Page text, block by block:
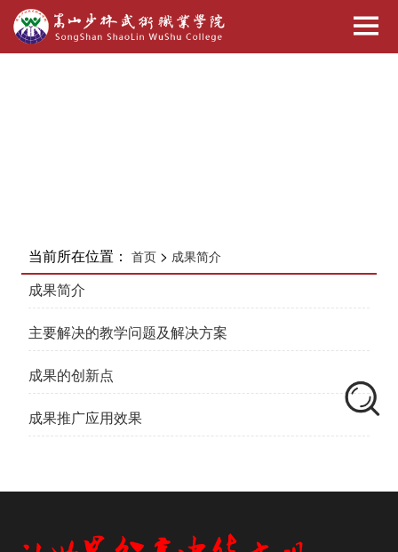
当前所在位置： 首页> 成果简介
成果简介
主要解决的教学问题及解决方案
成果的创新点
成果推广应用效果